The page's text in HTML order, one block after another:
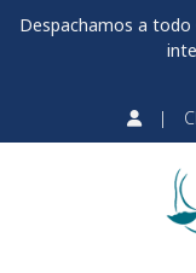
Despachamos a
|